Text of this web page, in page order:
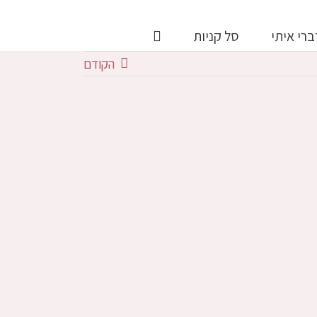
איתי סל קניות
הקודם